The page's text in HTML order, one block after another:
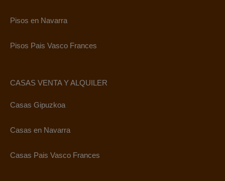
Pisos en Navarra
Pisos Pais Vasco Frances
CASAS VENTA Y ALQUILER
Casas Gipuzkoa
Casas en Navarra
Casas Pais Vasco Frances